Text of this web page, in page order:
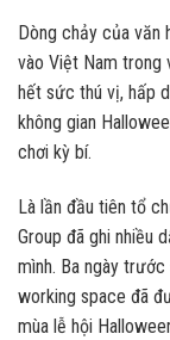
Dòng chảy của văn
vào Việt Nam trong
hết sức thú vị, hấp
không gian
chơi kỳ bí.
Là lần đầu tiên tổ
Group đã ghi nhiều
mình. Ba ngày
working space đã
mùa lễ hội